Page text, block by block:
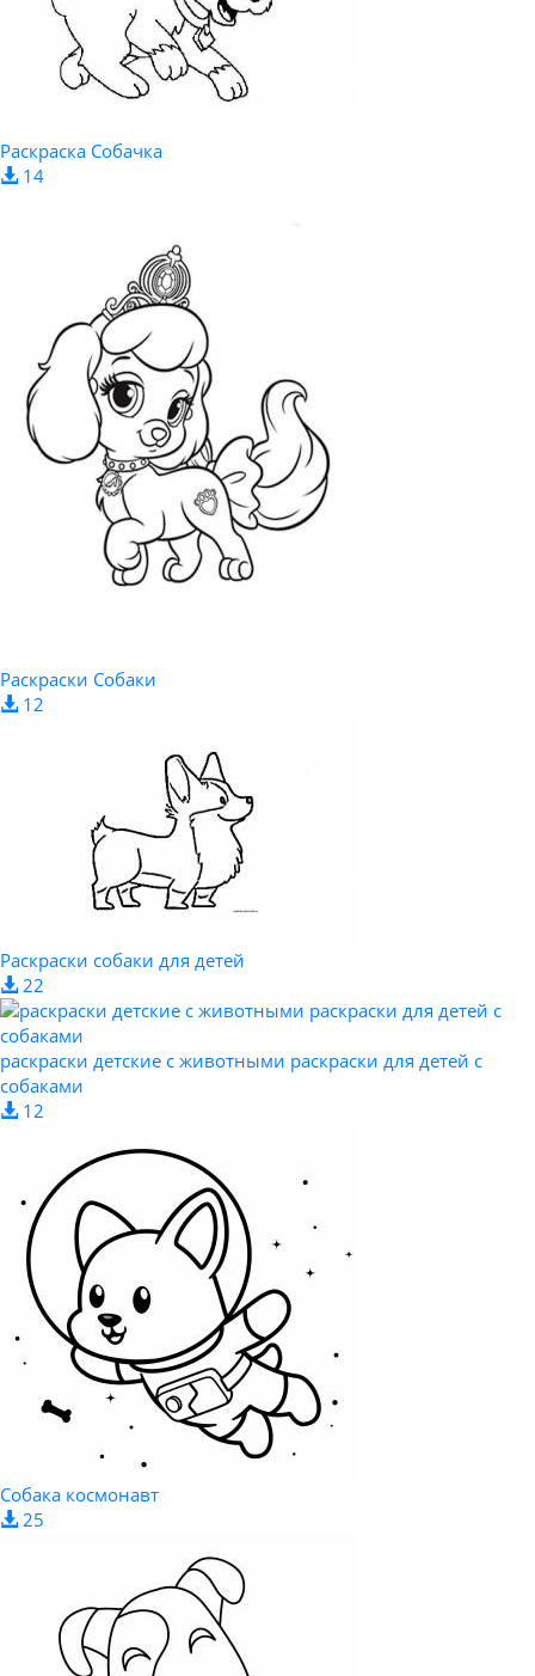
Раскраска Собачка
14
Раскраски Собаки
12
Раскраски собаки для детей
22
раскраски детские с животными раскраски для детей с
собаками
12
Собака космонавт
25